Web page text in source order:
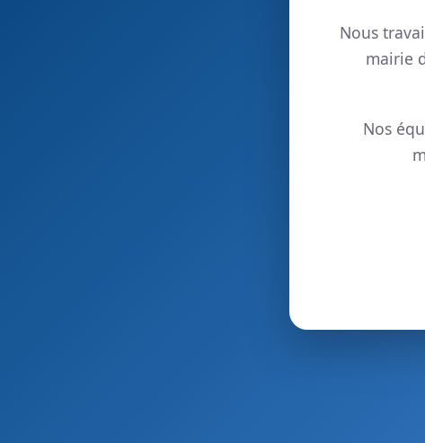
Nous
mairie
Nos